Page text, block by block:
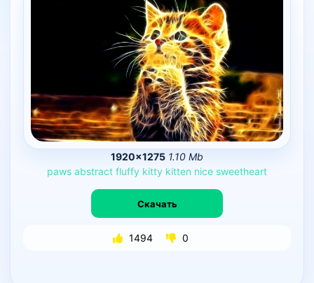
1920×1275 1.10 Mb
paws abstract fluffy kitty kitten nice sweetheart
Скачать
1494 0